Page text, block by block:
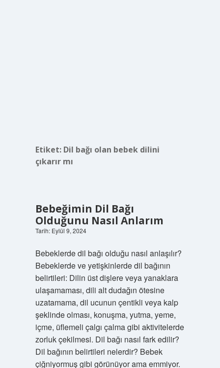
Etiket: Dil bağı olan bebek dilini
çıkarır mı
Bebeğimin Dil Bağı
Olduğunu Nasıl Anlarım
Tarih: Eylül 9, 2024
Bebeklerde dil bağı olduğu nasıl anlaşılır?
Bebeklerde ve yetişkinlerde dil bağının
belirtileri: Dilin üst dişlere veya yanaklara
ulaşamaması, dili alt dudağın ötesine
uzatamama, dil ucunun çentikli veya kalp
şeklinde olması, konuşma, yutma, yeme,
içme, üflemeli çalgı çalma gibi aktivitelerde
zorluk çekilmesi. Dil bağı nasıl fark edilir?
Dil bağının belirtileri nelerdir? Bebek
çiğniyormuş gibi görünüyor ama emmiyor.